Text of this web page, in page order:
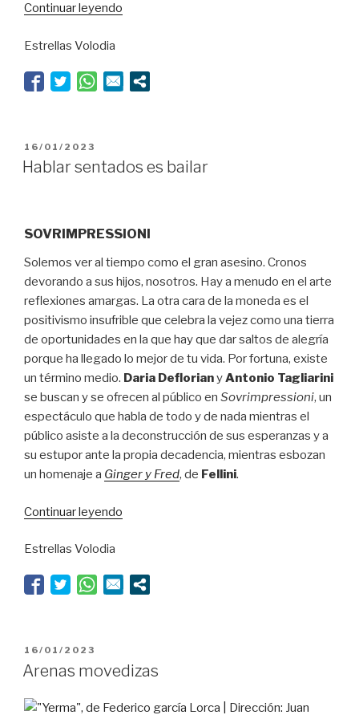
Continuar leyendo
cancelación”
Estrellas Volodia
PUBLICADO
EL
16/01/2023
Hablar sentados es bailar
SOVRIMPRESSIONI
Solemos ver al tiempo como el gran asesino. Cronos
devorando a sus hijos, nosotros. Hay a menudo en el arte
reflexiones amargas. La otra cara de la moneda es el
positivismo insufrible que celebra la vejez como una tierra
de oportunidades en la que hay que dar saltos de alegría
porque ha llegado lo mejor de tu vida. Por fortuna, existe
un término medio. Daria DeflorianyAntonio Tagliarini
se buscan y se ofrecen al público en Sovrimpressioni, un
espectáculo que habla de todo y de nada mientras el
público asiste a la deconstrucción de sus esperanzas y a
su estupor ante la propia decadencia, mientras esbozan
un homenaje a Ginger y Fred, de Fellini.
Continuar leyendo
Estrellas Volodia
PUBLICADO
EL
16/01/2023
Arenas movedizas